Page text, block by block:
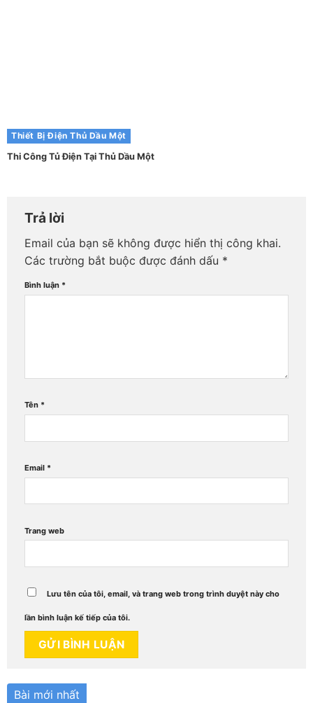
Thiết Bị Điện Thủ Dầu Một
Thi Công Tủ Điện Tại Thủ Dầu Một
Trả lời
Email của bạn sẽ không được hiển thị công khai.
Các trường bắt buộc được đánh dấu *
Bình luận *
Tên *
Email *
Trang web
Lưu tên của tôi, email, và trang web trong trình duyệt này cho
lần bình luận kế tiếp của tôi.
Bài mới nhất